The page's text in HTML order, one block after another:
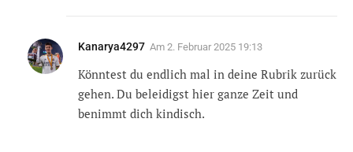
Kanarya4297 Am 2. Februar 2025 19:13
Könntest du endlich mal in deine Rubrik zurück
gehen. Du beleidigst hier ganze Zeit und
benimmt dich kindisch.